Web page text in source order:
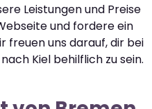
Leistungen und Preise
und fordere ein
freuen uns darauf, dir bei
Kiel behilflich zu sein.